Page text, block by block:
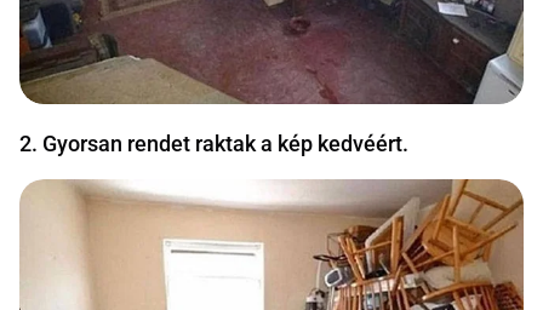
2. Gyorsan rendet raktak a kép kedvéért.